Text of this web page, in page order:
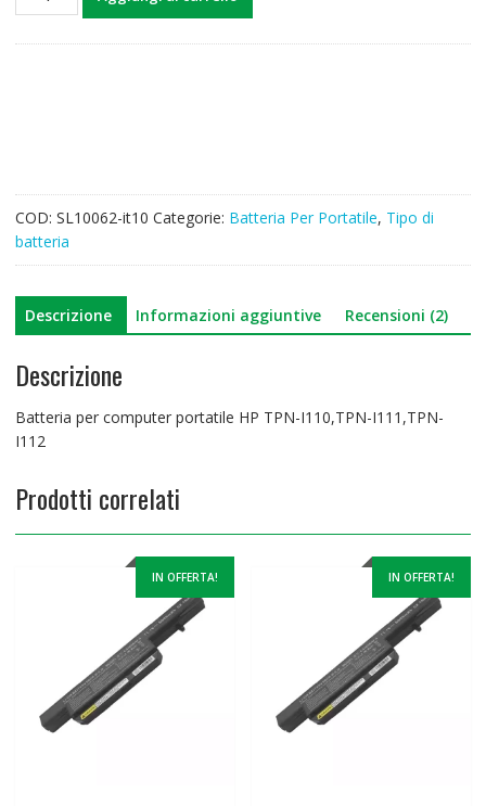
quantità
COD: SL10062-it10 Categorie: Batteria Per Portatile, Tipo di
batteria
Descrizione Informazioni aggiuntive Recensioni (2)
Descrizione
Batteria per computer portatile HP TPN-I110,TPN-I111,TPN-
I112
Prodotti correlati
IN OFFERTA! IN OFFERTA!